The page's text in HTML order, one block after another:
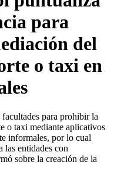
para
del
o taxi en
para prohibir la
o taxi mediante aplicativos
informales, por lo cual
entidades con
sobre la creación de la